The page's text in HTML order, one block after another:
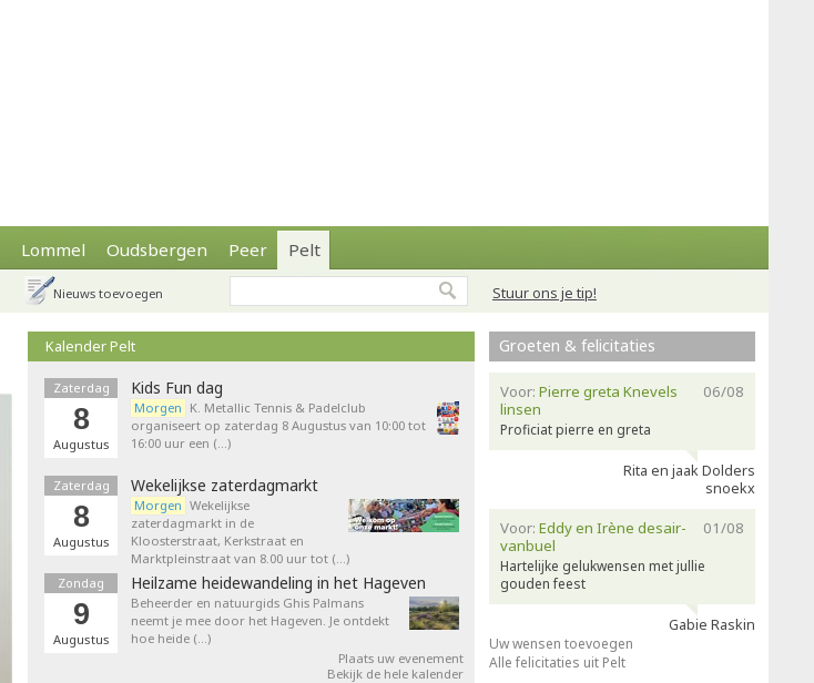
Lommel Oudsbergen Peer Pelt
Stuur ons je tip!
Nieuws toevoegen
Kalender Pelt
Zaterdag
8
Augustus
Kids Fun dag
Morgen K. Metallic Tennis & Padelclub
organiseert op zaterdag 8 Augustus van 10:00 tot
16:00 uur een (…)
Zaterdag
8
Augustus
Wekelijkse zaterdagmarkt
Morgen Wekelijkse
zaterdagmarkt in de
Kloosterstraat, Kerkstraat en
Marktpleinstraat van 8.00 uur tot (…)
Zondag
9
Augustus
Heilzame heidewandeling in het Hageven
Beheerder en natuurgids Ghis Palmans
neemt je mee door het Hageven. Je ontdekt
hoe heide (…)
Plaats uw evenement
Bekijk de hele kalender
Groeten & felicitaties
06/08
Voor: Pierre greta Knevels
linsen
Proficiat pierre en greta
Rita en jaak Dolders
snoekx
01/08
Voor: Eddy en Irène desair-
vanbuel
Hartelijke gelukwensen met jullie
gouden feest
Gabie Raskin
Uw wensen toevoegen
Alle felicitaties uit Pelt